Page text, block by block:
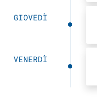
GIOVEDÌ
VENERDÌ